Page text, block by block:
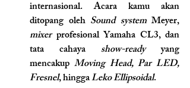
internasional. Acara kamu akan
ditopang oleh Sound system
mixer profesional Yamaha CL3, dan
tata cahaya show-ready yang
mencakup Moving Head, Par LED,
Fresnel, hingga Leko Ellipsoidal.